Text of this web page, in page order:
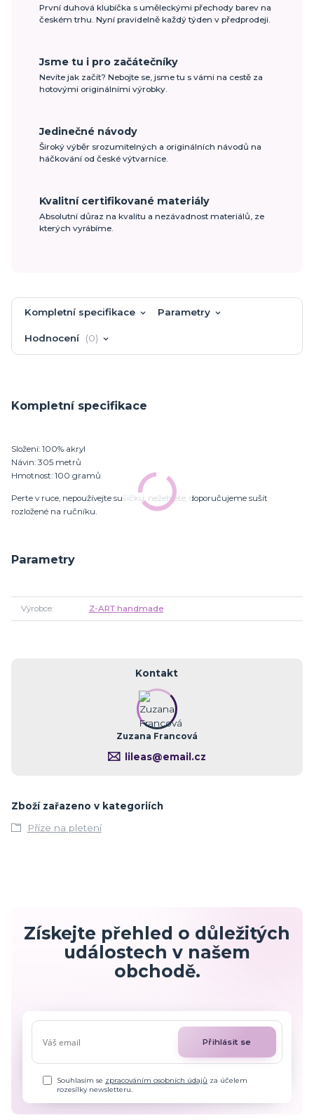
První duhová klubíčka s uměleckými přechody barev na
českém trhu. Nyní pravidelně každý týden v předprodeji.
Jsme tu i pro začátečníky
Nevíte jak začít? Nebojte se, jsme tu s vámi na cestě za
hotovými originálními výrobky.
Jedinečné návody
Široký výběr srozumitelných a originálních návodů na
háčkování od české výtvarnice.
Kvalitní certifikované materiály
Absolutní důraz na kvalitu a nezávadnost materiálů, ze
kterých vyrábíme.
Kompletní specifikace Parametry
Hodnocení 0
Kompletní specifikace
Složení: 100% akryl
Návin: 305 metrů
Hmotnost: 100 gramů
Perte v ruce, nepoužívejte sušičku, nežehlete, doporučujeme sušit
rozložené na ručníku.
Parametry
Výrobce Z-ART handmade
Kontakt
Zuzana Francová
lileas@email.cz
Zboží zařazeno v kategoriích
Příze na pletení
Získejte přehled o důležitých
událostech v našem
obchodě.
Přihlásit se
Souhlasím se zpracováním osobních údajů za účelem
rozesílky newsletteru.